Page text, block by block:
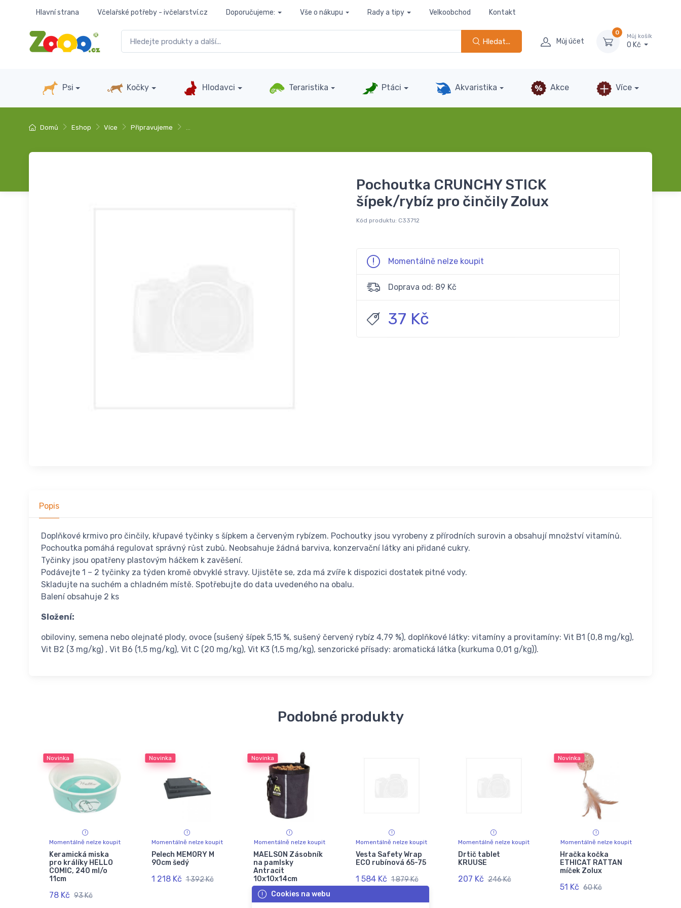
Hlavní strana Včelařské potřeby - ivčelarství.cz Doporučujeme: Vše o nákupu Rady a tipy Velkoobchod Kontakt
Hledat... Můj účet
0
Můj košík
0 Kč
Psi Kočky Hlodavci Teraristika Ptáci Akvaristika Akce Více
Domů Eshop Více Připravujeme …
Pochoutka CRUNCHY STICK
šípek/rybíz pro činčily Zolux
Kód produktu: C33712
Momentálně nelze koupit
Doprava od: 89 Kč
37 Kč
Popis
Doplňkové krmivo pro činčily, křupavé tyčinky s šípkem a červeným rybízem. Pochoutky jsou vyrobeny z přírodních surovin a obsahují množství vitamínů.
Pochoutka pomáhá regulovat správný růst zubů. Neobsahuje žádná barviva, konzervační látky ani přidané cukry.
Tyčinky jsou opatřeny plastovým háčkem k zavěšení.
Podávejte 1 – 2 tyčinky za týden kromě obvyklé stravy. Ujistěte se, zda má zvíře k dispozici dostatek pitné vody.
Skladujte na suchém a chladném místě. Spotřebujte do data uvedeného na obalu.
Balení obsahuje 2 ks
Složení:
obiloviny, semena nebo olejnaté plody, ovoce (sušený šípek 5,15 %, sušený červený rybíz 4,79 %), doplňkové látky: vitamíny a provitamíny: Vit B1 (0,8 mg/kg),
Vit B2 (3 mg/kg) , Vit B6 (1,5 mg/kg), Vit C (20 mg/kg), Vit K3 (1,5 mg/kg), senzorické přísady: aromatická látka (kurkuma 0,01 g/kg)).
Podobné produkty
Novinka
Momentálně nelze koupit
Keramická miska
pro králíky HELLO
COMIC, 240 ml/o
11cm
78 Kč 93 Kč
Novinka
Momentálně nelze koupit
Pelech MEMORY M
90cm šedý
1 218 Kč 1 392 Kč
Novinka
Momentálně nelze koupit
MAELSON Zásobník
na pamlsky
Antracit
10x10x14cm
388 Kč 455 Kč
Momentálně nelze koupit
Vesta Safety Wrap
ECO rubínová 65-75
1 584 Kč 1 879 Kč
Momentálně nelze koupit
Drtič tablet
KRUUSE
207 Kč 246 Kč
Novinka
Momentálně nelze koupit
Hračka kočka
ETHICAT RATTAN
míček Zolux
51 Kč 60 Kč
Cookies na webu